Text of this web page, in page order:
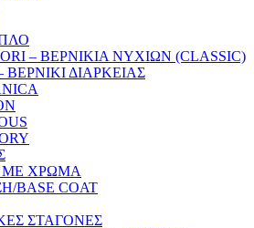
– ΒΕΡΝΙΚΙΑ ΝΥΧΙΩΝ (CLASSIC)
ΒΕΡΝΙΚΙ ΔΙΑΡΚΕΙΑΣ
ΜΕ ΧΡΩΜΑ
BASE COAT
ΣΤΑΓΟΝΕΣ